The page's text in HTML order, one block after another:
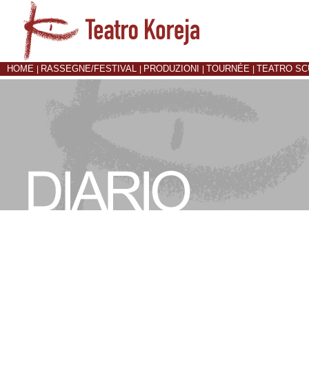
HOME RASSEGNE/FESTIVAL PRODUZIONI TOURNÉE TEATRO